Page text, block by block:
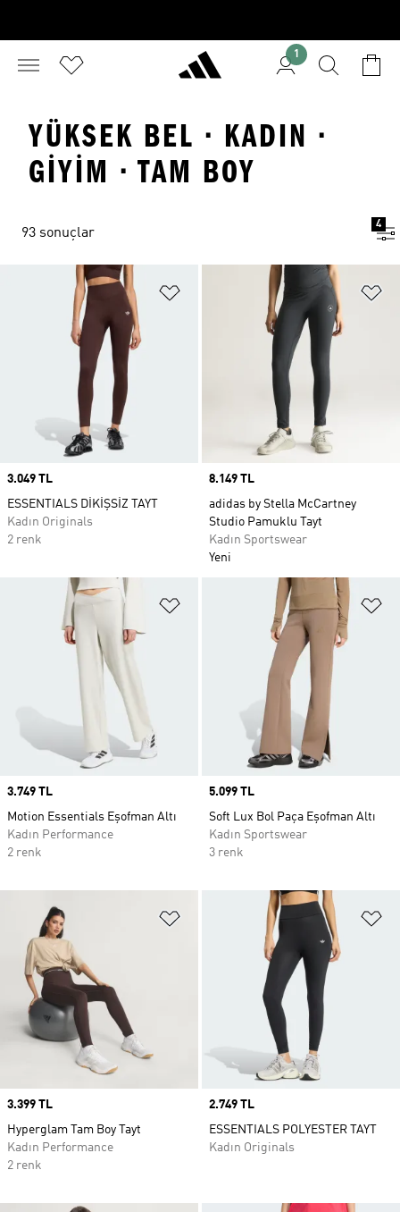
1
YÜKSEK BEL · KADIN ·
GIYIM · TAM BOY
93 sonuçlar
4
Favori Listesine Ekle
Price
3.049 TL
ESSENTIALS DİKİŞSİZ TAYT
Kadın Originals
2 renk
Price
8.149 TL
adidas by Stella McCartney
Studio Pamuklu Tayt
Kadın Sportswear
Yeni
Favori Listesine Ekle
Price
3.749 TL
Motion Essentials Eşofman Altı
Kadın Performance
2 renk
Price
5.099 TL
Soft Lux Bol Paça Eşofman Altı
Kadın Sportswear
3 renk
Favori Listesine Ekle
Price
3.399 TL
Hyperglam Tam Boy Tayt
Kadın Performance
2 renk
Price
2.749 TL
ESSENTIALS POLYESTER TAYT
Kadın Originals